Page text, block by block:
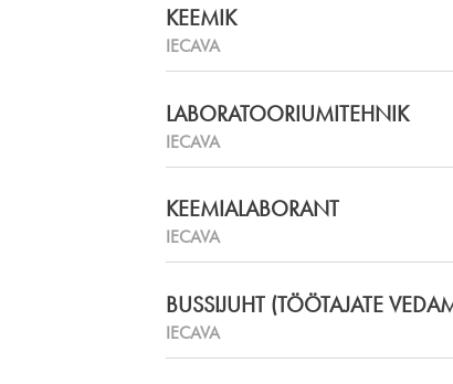
KEEMIK
IECAVA
LABORATOORIUMITEHNIK
IECAVA
KEEMIALABORANT
IECAVA
BUSSIJUHT (TÖÖTAJATE
IECAVA